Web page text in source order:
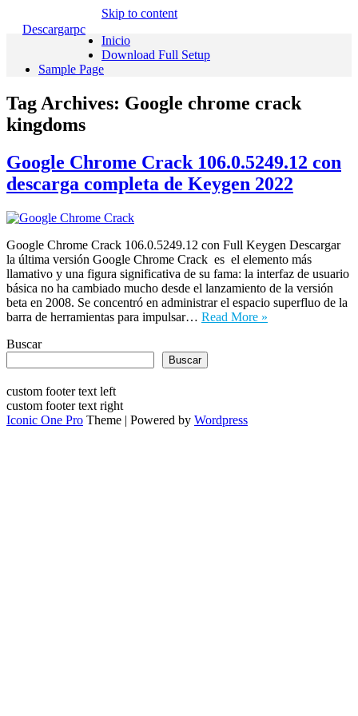
Descargarpc
Skip to content
Inicio
Download Full Setup
Sample Page
Tag Archives: Google chrome crack
kingdoms
Google Chrome Crack 106.0.5249.12 con
descarga completa de Keygen 2022
Google Chrome Crack 106.0.5249.12 con Full Keygen Descargar
la última versión Google Chrome Crack es el elemento más
llamativo y una figura significativa de su fama: la interfaz de usuario
básica no ha cambiado mucho desde el lanzamiento de la versión
beta en 2008. Se concentró en administrar el espacio superfluo de la
barra de herramientas para impulsar… Read More »
Buscar
Buscar
custom footer text left
custom footer text right
Iconic One Pro Theme | Powered by Wordpress